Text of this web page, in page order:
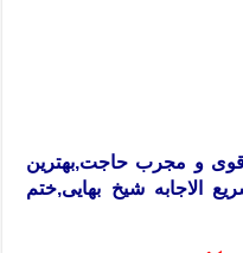
و مجرب حاجت,بهترین
الاجابه شیخ بهایی,ختم